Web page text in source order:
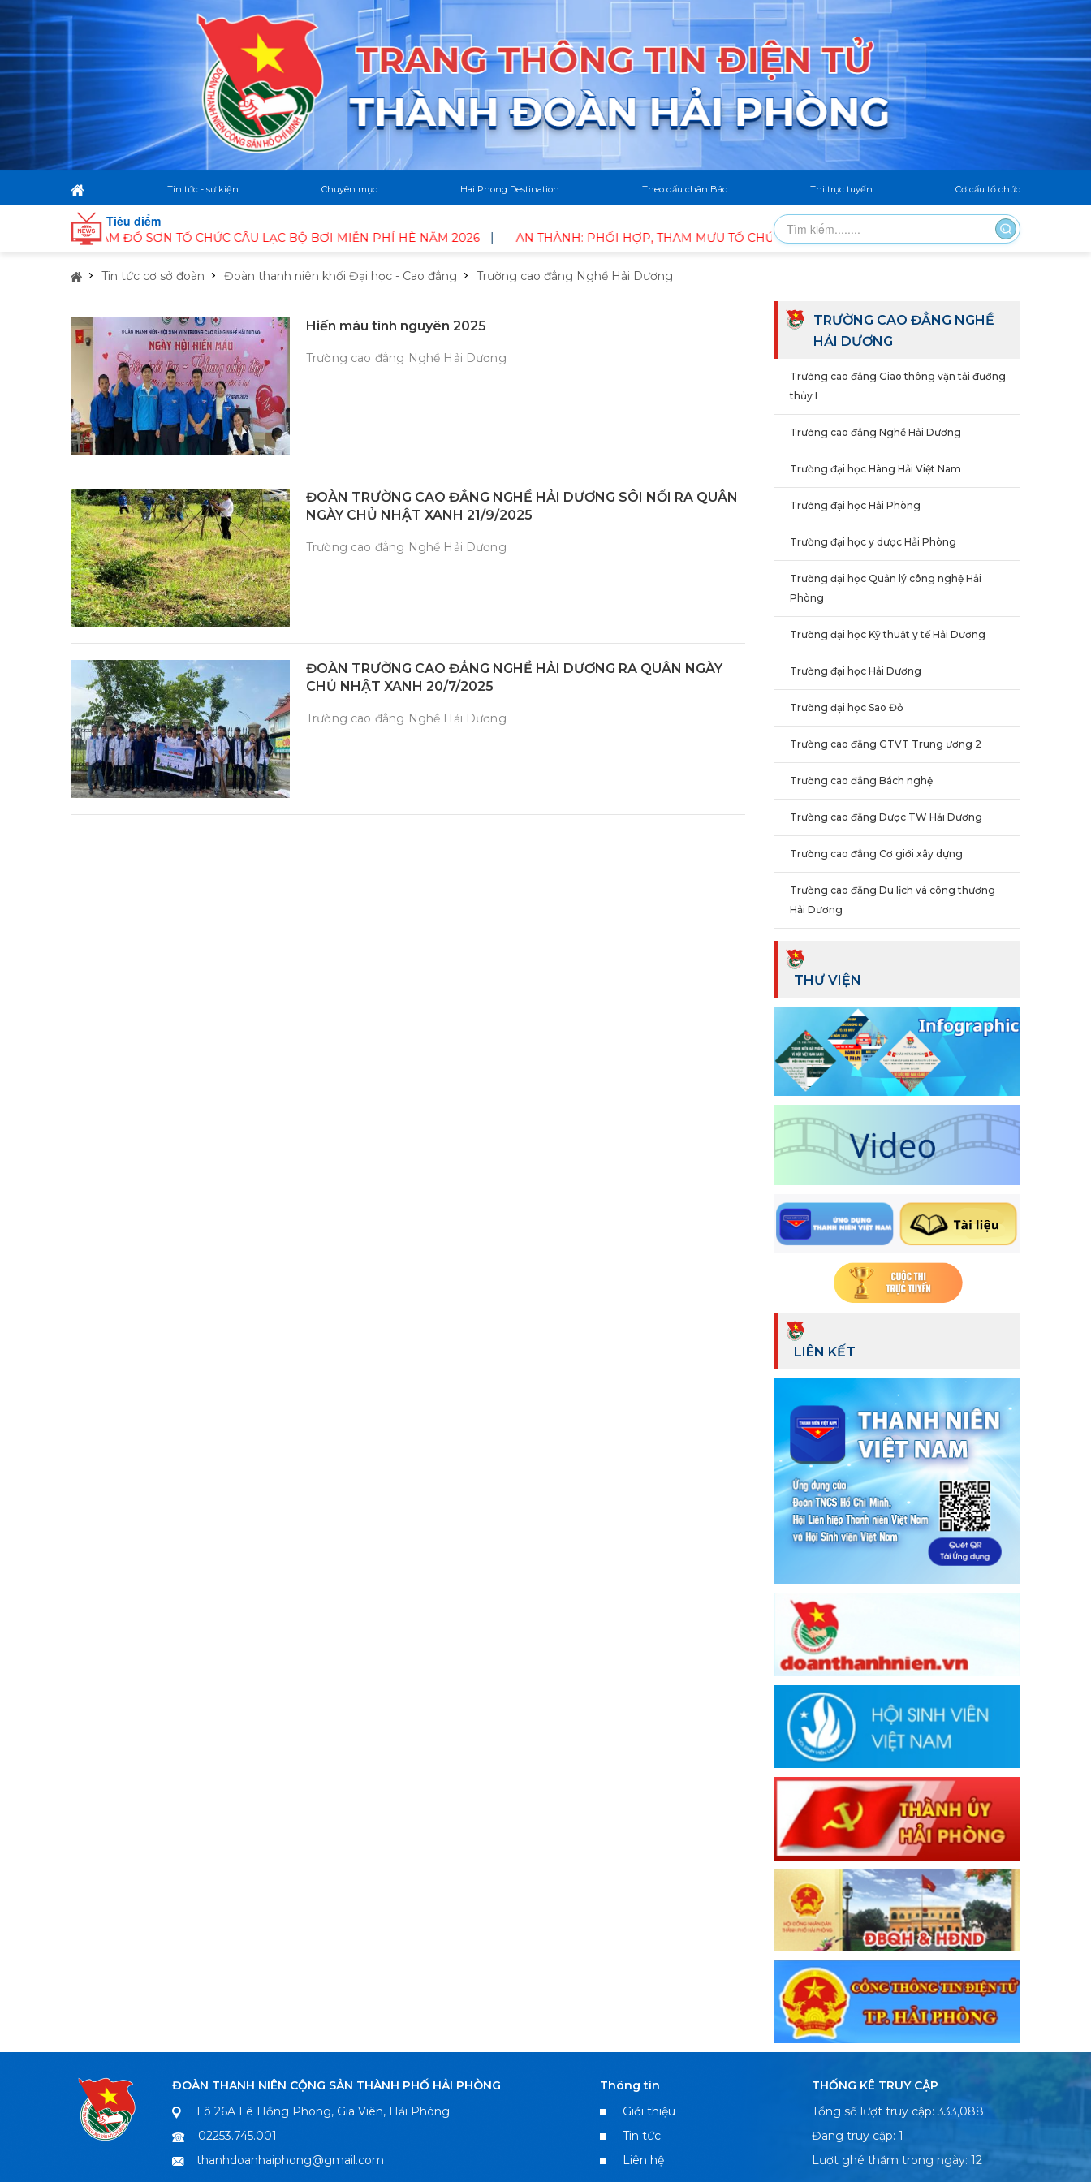
Tin tức - sự kiện Chuyên mục Hai Phong Destination Theo dấu chân Bác Thi trực tuyến Cơ cấu tổ chức
Tiêu điểm
NAM ĐỒ SƠN TỔ CHỨC CÂU LẠC BỘ BƠI MIỄN PHÍ HÈ NĂM 2026 AN THÀNH: PHỐI HỢP, THAM MƯU TỔ CHỨC LỄ DÂNG HƯƠNG, THẮP NẾN TRI ÂN CÁC ANH HÙNG
Tin tức cơ sở đoàn Đoàn thanh niên khối Đại học - Cao đẳng Trường cao đẳng Nghề Hải Dương
Hiến máu tình nguyên 2025
Trường cao đẳng Nghề Hải Dương
ĐOÀN TRƯỜNG CAO ĐẲNG NGHỀ HẢI DƯƠNG SÔI NỔI RA QUÂN
NGÀY CHỦ NHẬT XANH 21/9/2025
Trường cao đẳng Nghề Hải Dương
ĐOÀN TRƯỜNG CAO ĐẲNG NGHỀ HẢI DƯƠNG RA QUÂN NGÀY
CHỦ NHẬT XANH 20/7/2025
Trường cao đẳng Nghề Hải Dương
TRƯỜNG CAO ĐẲNG NGHỀ
HẢI DƯƠNG
Trường cao đẳng Giao thông vận tải đường
thủy I
Trường cao đẳng Nghề Hải Dương
Trường đại học Hàng Hải Việt Nam
Trường đại học Hải Phòng
Trường đại học y dược Hải Phòng
Trường đại học Quản lý công nghệ Hải
Phòng
Trường đại học Kỹ thuật y tế Hải Dương
Trường đại học Hải Dương
Trường đại học Sao Đỏ
Trường cao đẳng GTVT Trung ương 2
Trường cao đẳng Bách nghệ
Trường cao đẳng Dược TW Hải Dương
Trường cao đẳng Cơ giới xây dựng
Trường cao đẳng Du lịch và công thương
Hải Dương
THƯ VIỆN
LIÊN KẾT
ĐOÀN THANH NIÊN CỘNG SẢN THÀNH PHỐ HẢI PHÒNG
Lô 26A Lê Hồng Phong, Gia Viên, Hải Phòng
02253.745.001
thanhdoanhaiphong@gmail.com
Thông tin
Giới thiệu
Tin tức
Liên hệ
THỐNG KÊ TRUY CẬP
Tổng số lượt truy cập: 333,088
Đang truy cập: 1
Lượt ghé thăm trong ngày: 12